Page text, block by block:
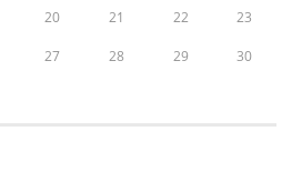
20 21 22 23
27 28 29 30